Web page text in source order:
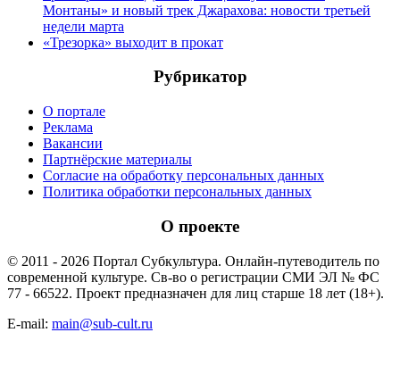
Монтаны» и новый трек Джарахова: новости третьей
недели марта
«Трезорка» выходит в прокат
Рубрикатор
О портале
Реклама
Вакансии
Партнёрские материалы
Согласие на обработку персональных данных
Политика обработки персональных данных
О проекте
© 2011 - 2026 Портал Субкультура. Онлайн-путеводитель по
современной культуре. Св-во о регистрации СМИ ЭЛ № ФС
77 - 66522. Проект предназначен для лиц старше 18 лет (18+).
E-mail: main@sub-cult.ru